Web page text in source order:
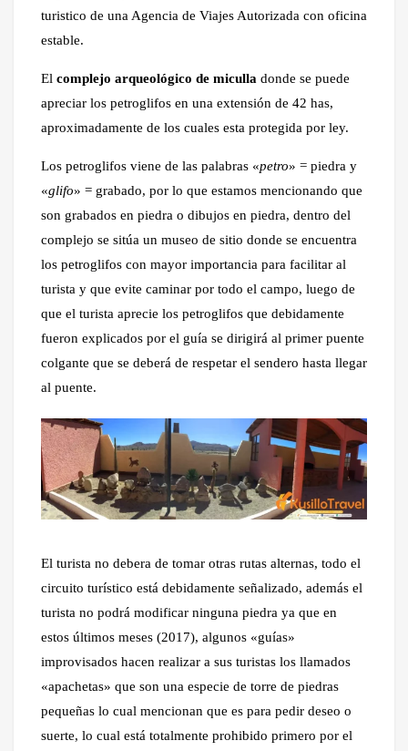
turistico de una Agencia de Viajes Autorizada con oficina
estable.
El complejo arqueológico de miculla donde se puede
apreciar los petroglifos en una extensión de 42 has,
aproximadamente de los cuales esta protegida por ley.
Los petroglifos viene de las palabras «petro» = piedra y
«glifo» = grabado, por lo que estamos mencionando que
son grabados en piedra o dibujos en piedra, dentro del
complejo se sitúa un museo de sitio donde se encuentra
los petroglifos con mayor importancia para facilitar al
turista y que evite caminar por todo el campo, luego de
que el turista aprecie los petroglifos que debidamente
fueron explicados por el guía se dirigirá al primer puente
colgante que se deberá de respetar el sendero hasta llegar
al puente.
El turista no debera de tomar otras rutas alternas, todo el
circuito turístico está debidamente señalizado, además el
turista no podrá modificar ninguna piedra ya que en
estos últimos meses (2017), algunos «guías»
improvisados hacen realizar a sus turistas los llamados
«apachetas» que son una especie de torre de piedras
pequeñas lo cual mencionan que es para pedir deseo o
suerte, lo cual está totalmente prohibido primero por el